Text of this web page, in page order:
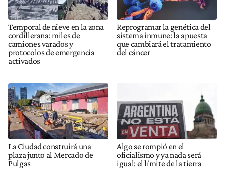
Temporal de nieve en la zona
cordillerana: miles de
camiones varados y
protocolos de emergencia
activados
Reprogramar la genética del
sistema inmune: la apuesta
que cambiará el tratamiento
del cáncer
La Ciudad construirá una
plaza junto al Mercado de
Pulgas
Algo se rompió en el
oficialismo y ya nada será
igual: el límite de la tierra